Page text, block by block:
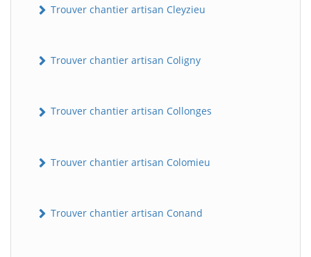
Trouver chantier artisan Cleyzieu
Trouver chantier artisan Coligny
Trouver chantier artisan Collonges
Trouver chantier artisan Colomieu
Trouver chantier artisan Conand
B BatiWebPro